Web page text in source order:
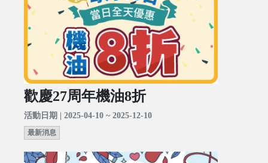
歡慶27周年機油8折
活動日期 | 2025-04-10 ~ 2025-12-10
最新消息